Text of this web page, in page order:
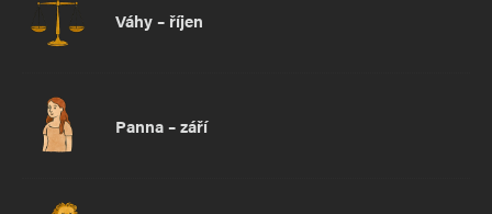
Váhy – říjen
Panna – září